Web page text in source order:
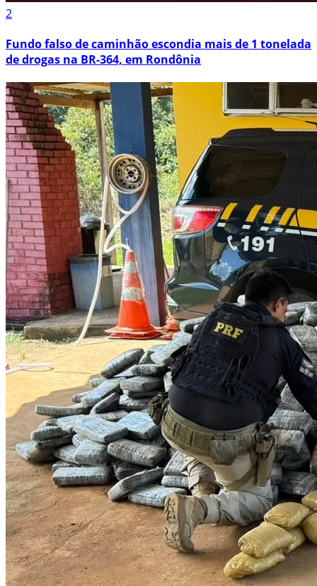
2
Fundo falso de caminhão escondia mais de 1 tonelada
de drogas na BR-364, em Rondônia